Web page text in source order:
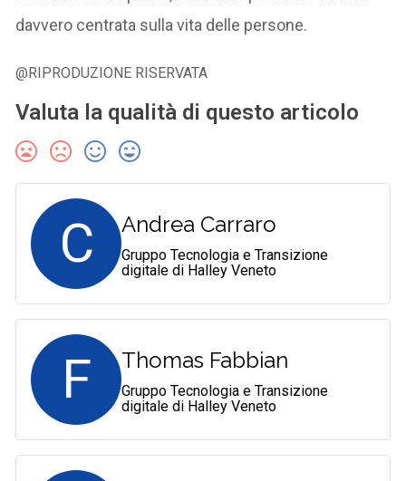
davvero centrata sulla vita delle persone.
@RIPRODUZIONE RISERVATA
Valuta la qualità di questo articolo
C Andrea Carraro
Gruppo Tecnologia e Transizione
digitale di Halley Veneto
F Thomas Fabbian
Gruppo Tecnologia e Transizione
digitale di Halley Veneto